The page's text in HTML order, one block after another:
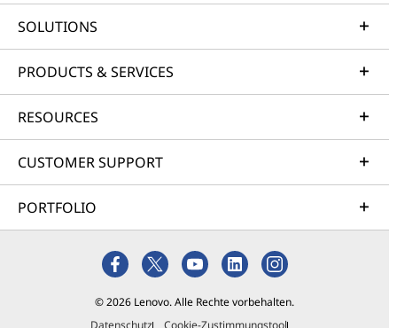
SOLUTIONS
PRODUCTS & SERVICES
RESOURCES
CUSTOMER SUPPORT
PORTFOLIO
© 2026 Lenovo. Alle Rechte vorbehalten.